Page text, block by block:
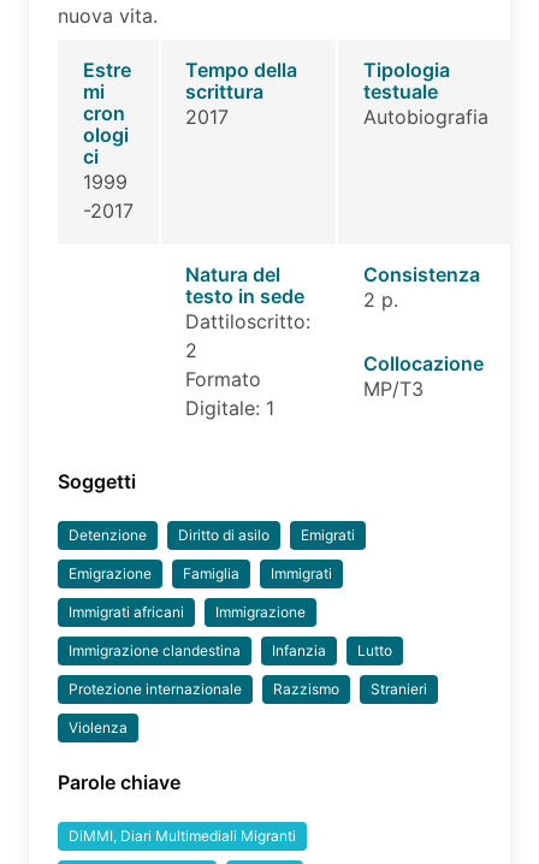
nuova vita.
Estre
mi
cron
ologi
ci
1999
-2017
Tempo della
scrittura
2017
Tipologia
testuale
Autobiografia
Natura del
testo in sede
Dattiloscritto:
2
Formato
Digitale: 1
Consistenza
2 p.
Collocazione
MP/T3
Soggetti
Detenzione Diritto di asilo Emigrati
Emigrazione Famiglia Immigrati
Immigrati africani Immigrazione
Immigrazione clandestina Infanzia Lutto
Protezione internazionale Razzismo Stranieri
Violenza
Parole chiave
DiMMI, Diari Multimediali Migranti